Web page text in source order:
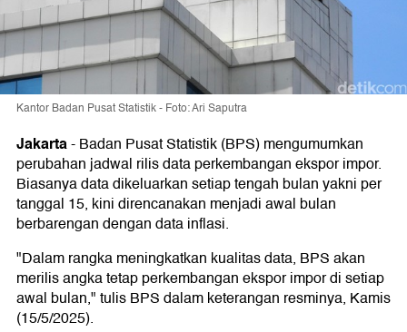
Kantor Badan Pusat Statistik - Foto: Ari Saputra
Jakarta-Badan Pusat Statistik (BPS) mengumumkan
perubahan jadwal rilis data perkembangan ekspor impor.
Biasanya data dikeluarkan setiap tengah bulan yakni per
tanggal 15, kini direncanakan menjadi awal bulan
berbarengan dengan data inflasi.
"Dalam rangka meningkatkan kualitas data, BPS akan
merilis angka tetap perkembangan ekspor impor di setiap
awal bulan," tulis BPS dalam keterangan resminya, Kamis
(15/5/2025).